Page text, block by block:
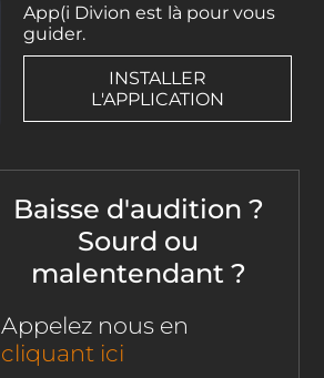
App(i Divion est là pour vous
guider.
INSTALLER
L'APPLICATION
Baisse d'audition ?
Sourd ou
malentendant ?
Appelez nous en
cliquant ici